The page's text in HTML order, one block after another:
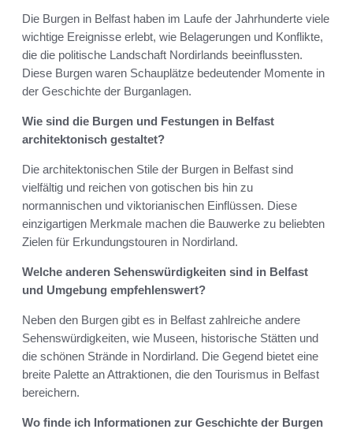
Die Burgen in Belfast haben im Laufe der Jahrhunderte viele
wichtige Ereignisse erlebt, wie Belagerungen und Konflikte,
die die politische Landschaft Nordirlands beeinflussten.
Diese Burgen waren Schauplätze bedeutender Momente in
der Geschichte der Burganlagen.
Wie sind die Burgen und Festungen in Belfast
architektonisch gestaltet?
Die architektonischen Stile der Burgen in Belfast sind
vielfältig und reichen von gotischen bis hin zu
normannischen und viktorianischen Einflüssen. Diese
einzigartigen Merkmale machen die Bauwerke zu beliebten
Zielen für Erkundungstouren in Nordirland.
Welche anderen Sehenswürdigkeiten sind in Belfast
und Umgebung empfehlenswert?
Neben den Burgen gibt es in Belfast zahlreiche andere
Sehenswürdigkeiten, wie Museen, historische Stätten und
die schönen Strände in Nordirland. Die Gegend bietet eine
breite Palette an Attraktionen, die den Tourismus in Belfast
bereichern.
Wo finde ich Informationen zur Geschichte der Burgen